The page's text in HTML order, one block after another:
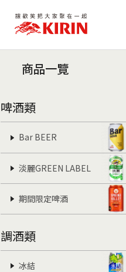
商品一覽
啤酒類
Bar BEER
淡麗GREEN LABEL
期間限定啤酒
調酒類
冰結